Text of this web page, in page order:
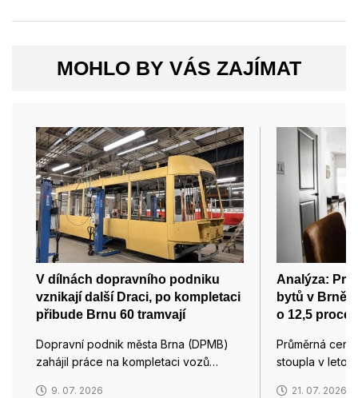
MOHLO BY VÁS ZAJÍMAT
V dílnách dopravního podniku
vznikají další Draci, po kompletaci
přibude Brnu 60 tramvají
Dopravní podnik města Brna (DPMB)
zahájil práce na kompletaci vozů…
9. 07. 2026
Analýza:
bytů v Brně
o 12,5
Průměrná
stoupla v
21. 07. 2026